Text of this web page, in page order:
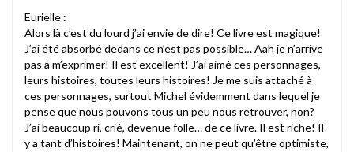
Eurielle :
Alors là c’est du lourd j’ai envie de dire! Ce livre est magique!
J’ai été absorbé dedans ce n’est pas possible… Aah je n’arrive
pas à m’exprimer! Il est excellent! J’ai aimé ces personnages,
leurs histoires, toutes leurs histoires! Je me suis attaché à
ces personnages, surtout Michel évidemment dans lequel je
pense que nous pouvons tous un peu nous retrouver, non?
J’ai beaucoup ri, crié, devenue folle… de ce livre. Il est riche! Il
y a tant d’histoires! Maintenant, on ne peut qu’être optimiste,